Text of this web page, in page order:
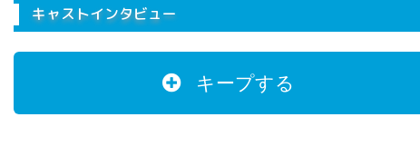
キャストインタビュー
キープする